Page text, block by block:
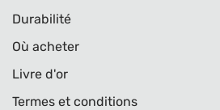
Durabilité
Où acheter
Livre d'or
Termes et conditions